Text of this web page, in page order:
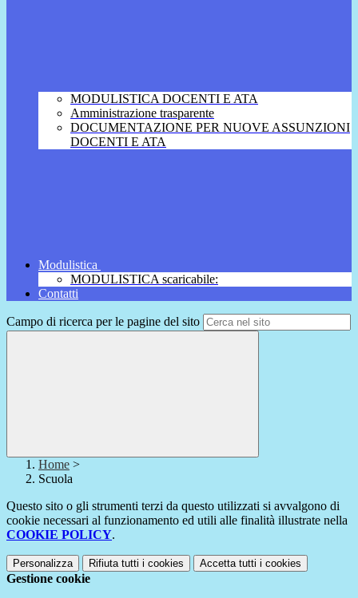
MODULISTICA DOCENTI E ATA
Amministrazione trasparente
DOCUMENTAZIONE PER NUOVE ASSUNZIONI
DOCENTI E ATA
Modulistica
MODULISTICA scaricabile:
Contatti
Campo di ricerca per le pagine del sito
Home >
Scuola
Questo sito o gli strumenti terzi da questo utilizzati si avvalgono di
cookie necessari al funzionamento ed utili alle finalità illustrate nella
COOKIE POLICY.
Personalizza Rifiuta tutti i cookies Accetta tutti i cookies
Gestione cookie